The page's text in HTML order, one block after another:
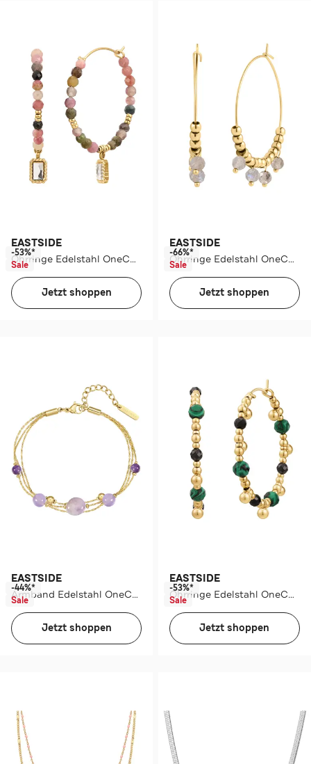
EASTSIDE
Ohrringe Edelstahl OneColor
-53%*
Sale
Jetzt shoppen
EASTSIDE
Ohrringe Edelstahl OneColor
-66%*
Sale
Jetzt shoppen
EASTSIDE
Armband Edelstahl OneColor
-44%*
Sale
Jetzt shoppen
EASTSIDE
Ohrringe Edelstahl OneColor
-53%*
Sale
Jetzt shoppen